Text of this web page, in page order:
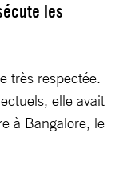
les
très respectée.
elle avait
à Bangalore, le